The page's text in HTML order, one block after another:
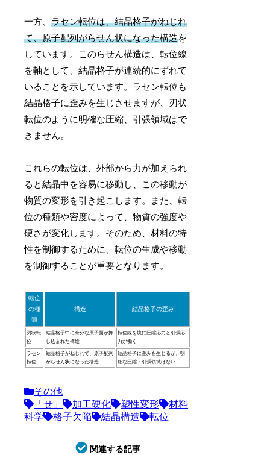
一方、ラセン転位は、結晶格子がねじれ
て、原子配列がらせん状になった構造を
しています。このらせん構造は、転位線
を軸として、結晶格子が連続的にずれて
いることを示しています。ラセン転位も
結晶格子に歪みを生じさせますが、刃状
転位のように明確な圧縮、引張領域はで
きません。
これらの転位は、外部から力が加えられ
ると結晶中を容易に移動し、この移動が
物質の変形を引き起こします。また、転
位の種類や密度によって、物質の強度や
硬さが変化します。そのため、材料の特
性を制御するために、転位の生成や移動
を制御することが重要となります。
転位
の種
類
構造 結晶格子の歪み
刃状転
位
結晶格子中に余分な原子面が押
し込まれた構造
転位線を境に圧縮応力と引張応
力が働く
ラセン
転位
結晶格子がねじれて、原子配列
がらせん状になった構造
結晶格子に歪みを生じるが、明
確な圧縮・引張領域はない
その他
「せ」
加工硬化 塑性変形
材料
科学
格子欠陥 結晶構造 転位
関連する記事